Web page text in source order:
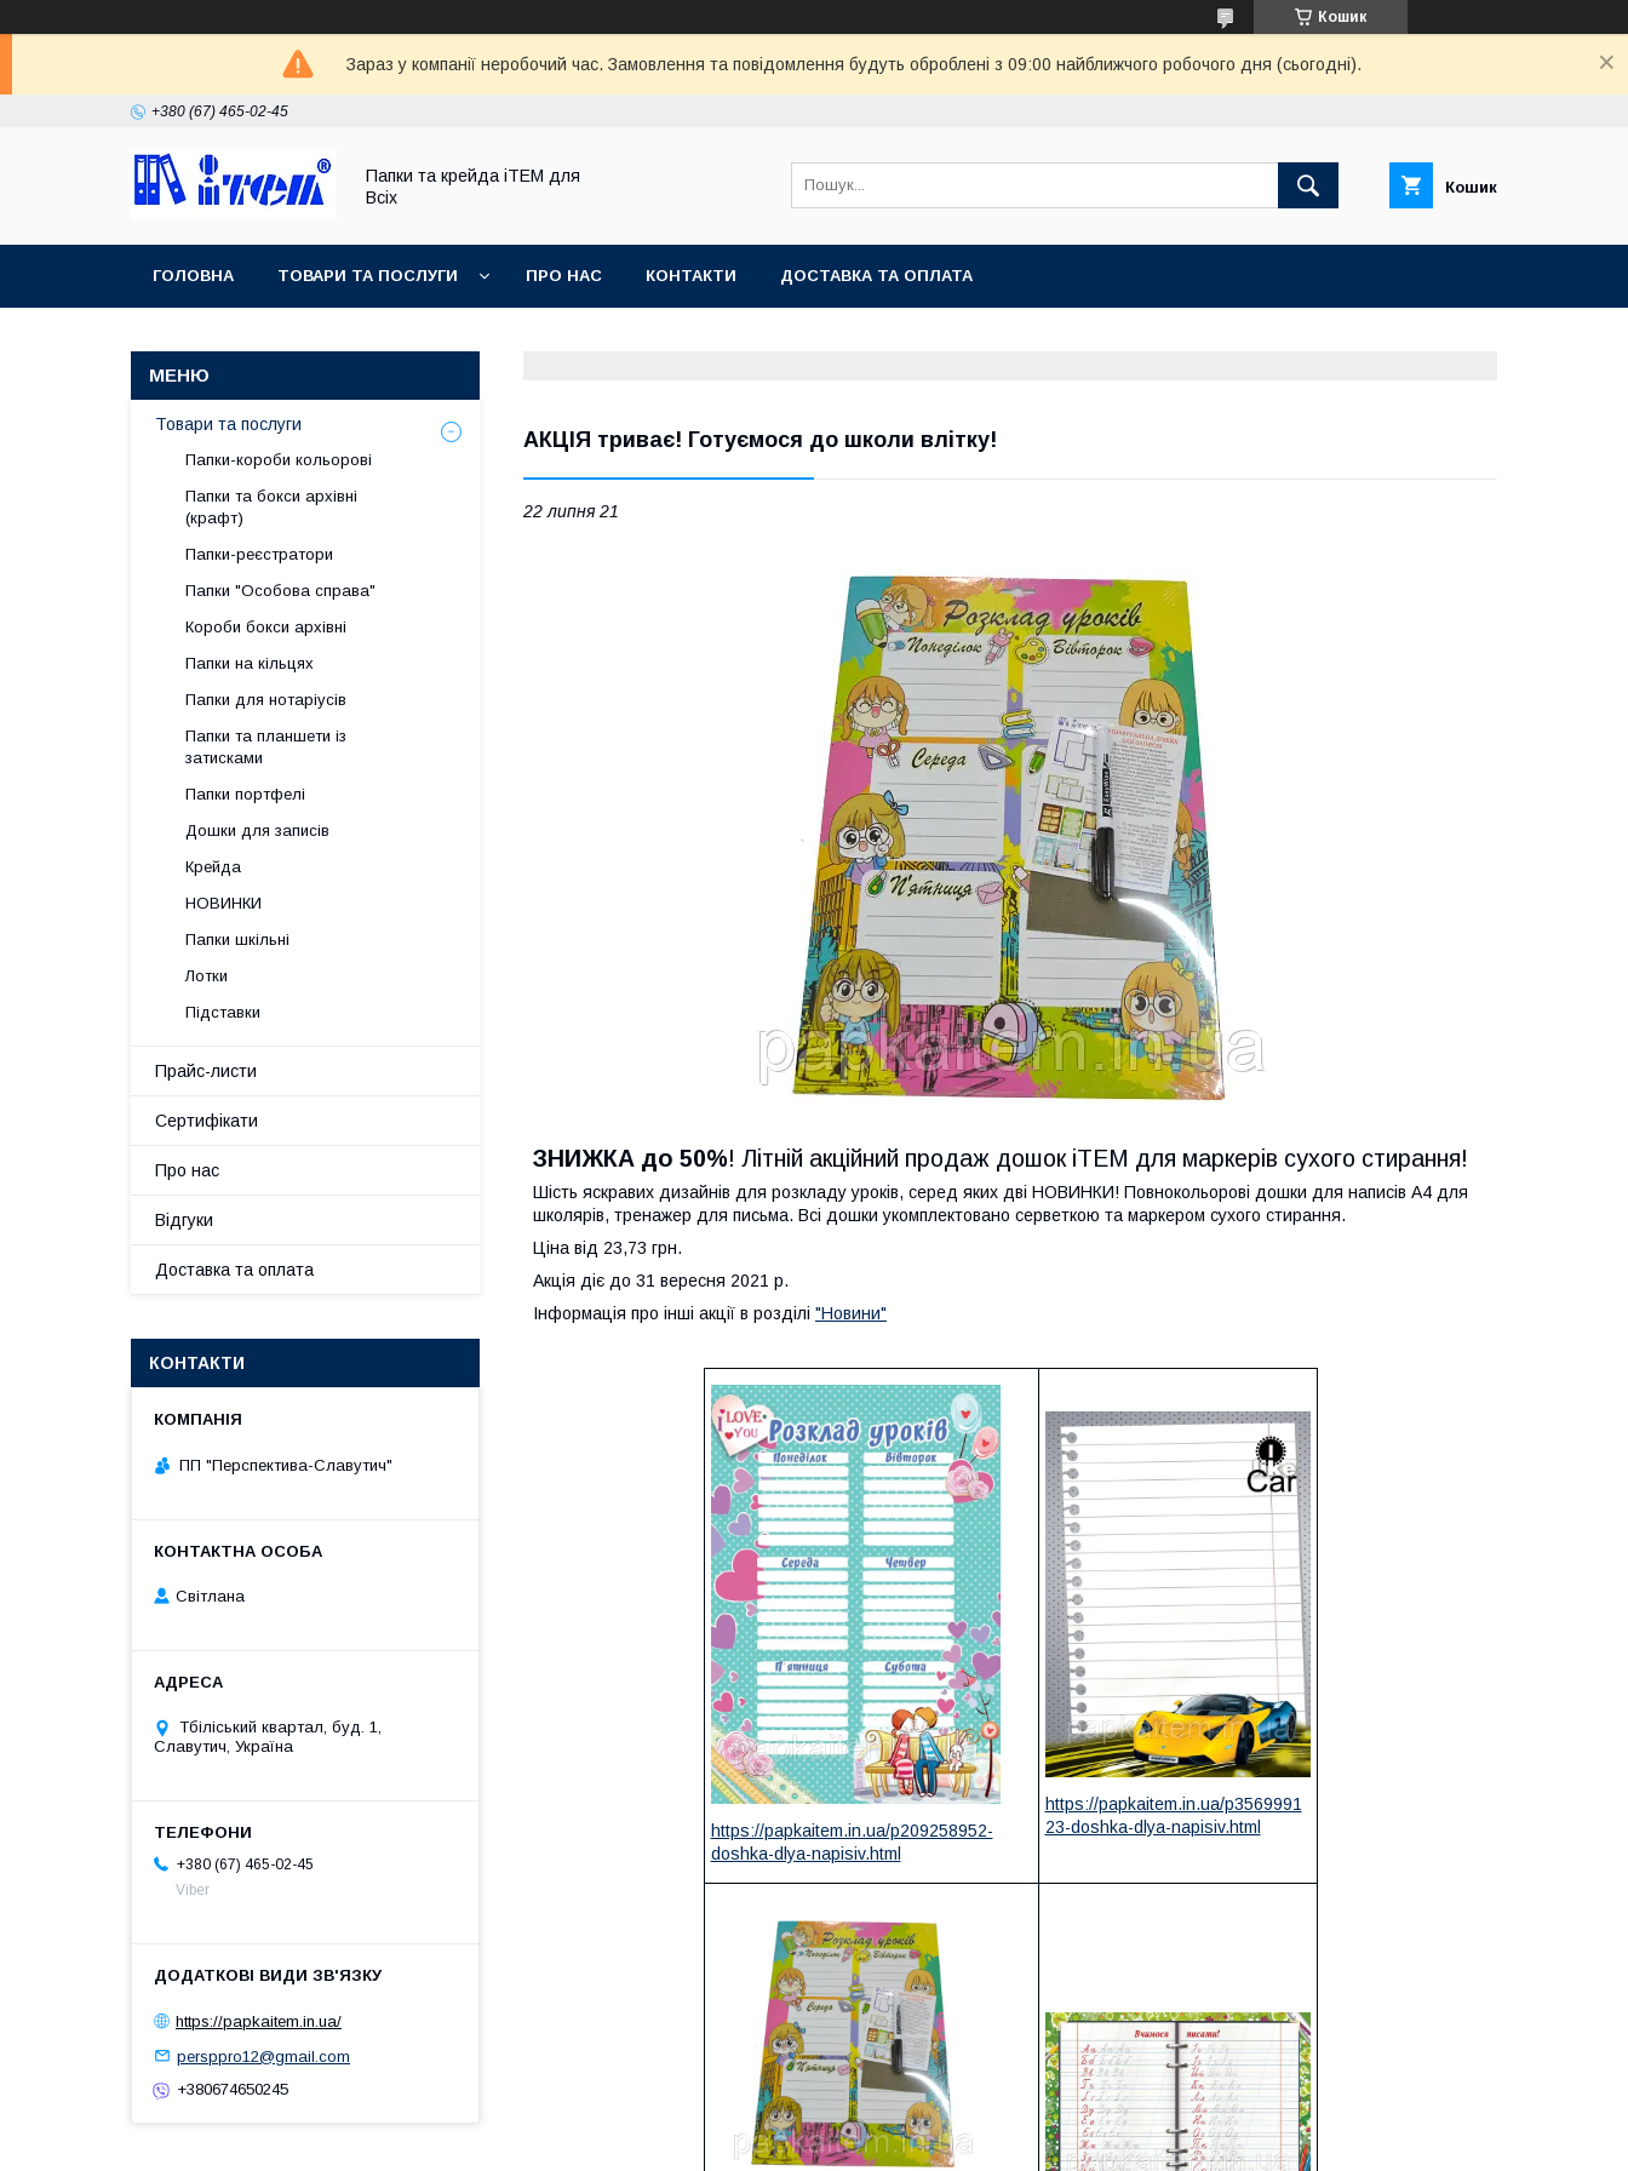
Кошик
Зараз у компанії неробочий час. Замовлення та повідомлення будуть оброблені з 09:00 найближчого робочого дня (сьогодні).
+380 (67) 465-02-45
Папки та крейда iTEM для
Всіх
Кошик
ГОЛОВНА ТОВАРИ ТА ПОСЛУГИ ПРО НАС КОНТАКТИ ДОСТАВКА ТА ОПЛАТА
АКЦІЯ триває! Готуємося до школи влітку!
22 липня 21
ЗНИЖКА до 50%! Літній акційний продаж дошок iTEM для маркерів сухого стирання!
Шість яскравих дизайнів для розкладу уроків, серед яких дві НОВИНКИ! Повнокольорові дошки для написів А4 для
школярів, тренажер для письма. Всі дошки укомплектовано серветкою та маркером сухого стирання.
Ціна від 23,73 грн.
Акція діє до 31 вересня 2021 р.
Інформація про інші акції в розділі "Новини"
https://papkaitem.in.ua/p209258952-
doshka-dlya-napisiv.html
https://papkaitem.in.ua/p3569991
23-doshka-dlya-napisiv.html
Товари та послуги
Папки-короби кольорові
Папки та бокси архівні
(крафт)
Папки-реєстратори
Папки "Особова справа"
Короби бокси архівні
Папки на кільцях
Папки для нотаріусів
Папки та планшети із
затисками
Папки портфелі
Дошки для записів
Крейда
НОВИНКИ
Папки шкільні
Лотки
Підставки
Прайс-листи
Сертифікати
Про нас
Відгуки
Доставка та оплата
КОНТАКТИ
ПП "Перспектива-Славутич"
Світлана
Тбіліський квартал, буд. 1,
Славутич, Україна
+380 (67) 465-02-45
Viber
https://papkaitem.in.ua/
persppro12@gmail.com
+380674650245